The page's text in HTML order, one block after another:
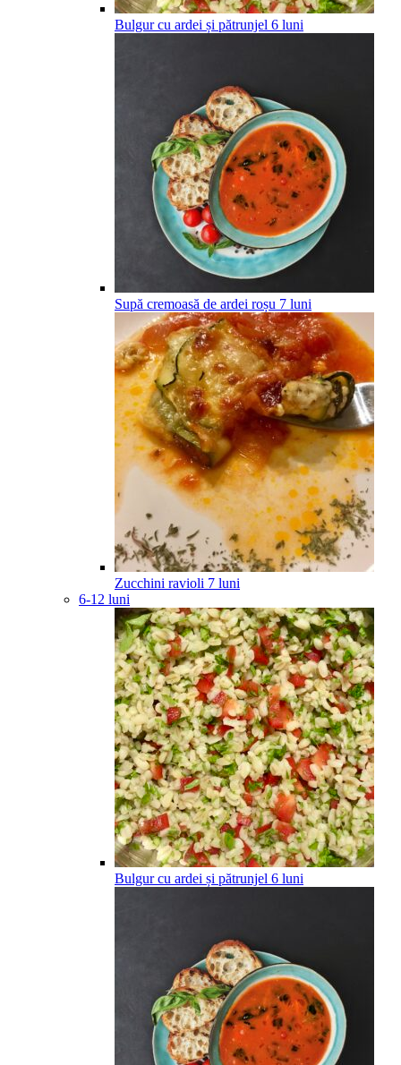
Bulgur cu ardei și pătrunjel 6 luni
Supă cremoasă de ardei roșu 7 luni
Zucchini ravioli 7 luni
6-12 luni
Bulgur cu ardei și pătrunjel 6 luni